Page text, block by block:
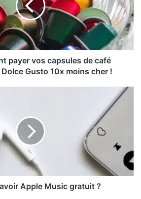
payer vos capsules de café
Gusto 10x moins cher !
Apple Music gratuit ?